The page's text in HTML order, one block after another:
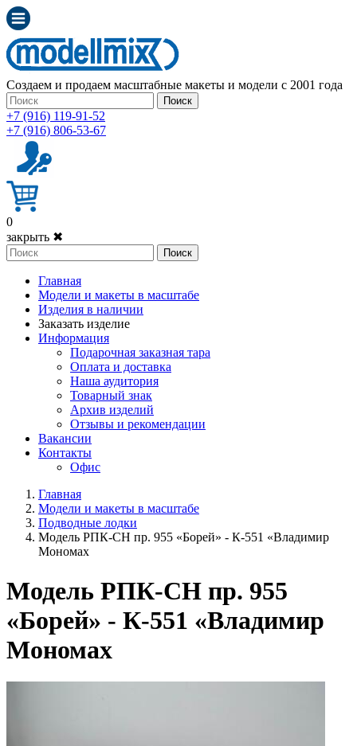
Создаем и продаем масштабные макеты и модели с 2001 года
Поиск
+7 (916) 119-91-52
+7 (916) 806-53-67
0
закрыть ✖
Поиск
Главная
Модели и макеты в масштабе
Изделия в наличии
Заказать изделие
Информация
Подарочная заказная тара
Оплата и доставка
Наша аудитория
Товарный знак
Архив изделий
Отзывы и рекомендации
Вакансии
Контакты
Офис
Главная
Модели и макеты в масштабе
Подводные лодки
Модель РПК-СН пр. 955 «Борей» - К-551 «Владимир
Мономах
Модель РПК-СН пр. 955
«Борей» - К-551 «Владимир
Мономах